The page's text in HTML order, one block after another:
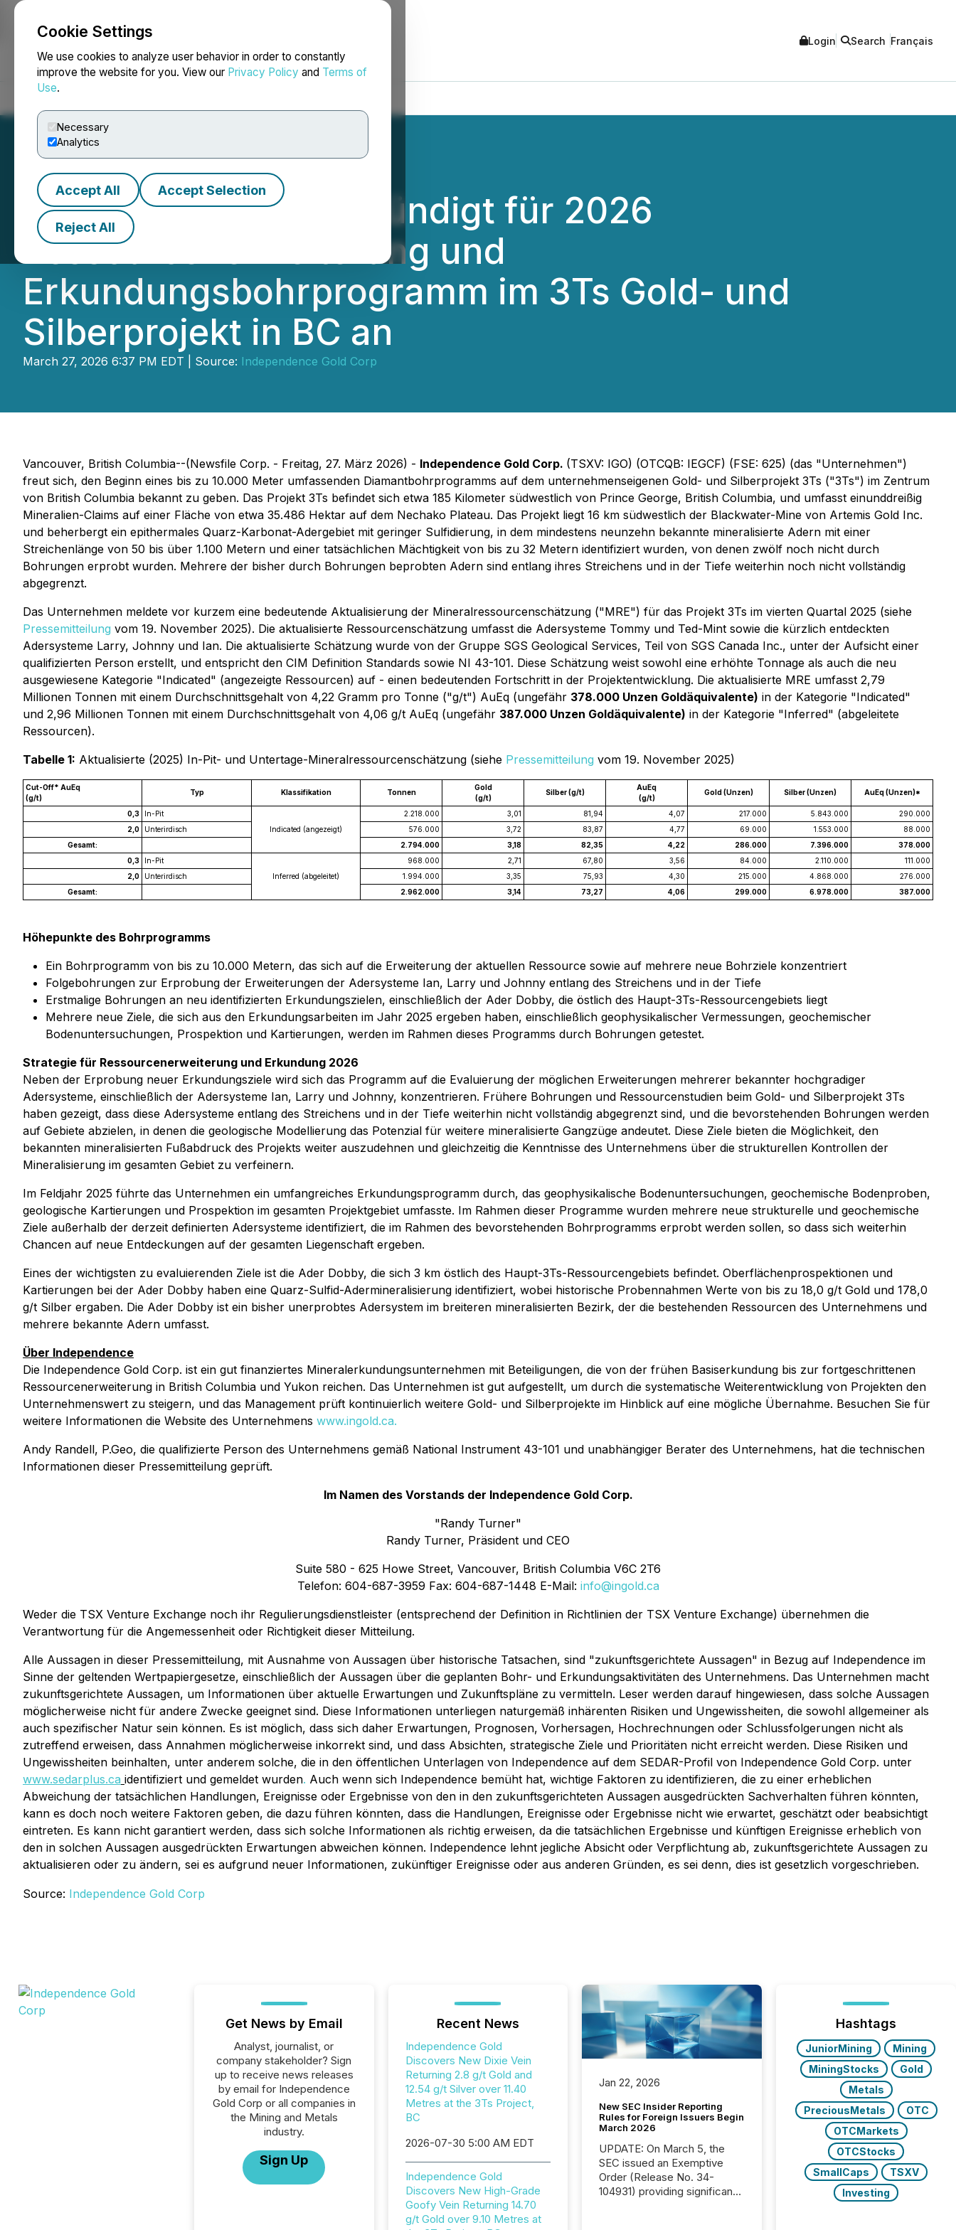
Cookie Settings
We use cookies to analyze user behavior in order to constantly
improve the website for you. View our Privacy Policy and Terms of
Use.
Necessary
Analytics
Accept All Accept Selection
Reject All
NEWSFILE Login Search Français
Independence Gold kündigt für 2026
Ressourcenerweiterung und
Erkundungsbohrprogramm im 3Ts Gold- und
Silberprojekt in BC an
March 27, 2026 6:37 PM EDT | Source: Independence Gold Corp
Vancouver, British Columbia--(Newsfile Corp. - Freitag, 27. März 2026) - Independence Gold Corp. (TSXV: IGO) (OTCQB: IEGCF) (FSE: 625) (das "Unternehmen")
freut sich, den Beginn eines bis zu 10.000 Meter umfassenden Diamantbohrprogramms auf dem unternehmenseigenen Gold- und Silberprojekt 3Ts ("3Ts") im Zentrum
von British Columbia bekannt zu geben. Das Projekt 3Ts befindet sich etwa 185 Kilometer südwestlich von Prince George, British Columbia, und umfasst einunddreißig
Mineralien-Claims auf einer Fläche von etwa 35.486 Hektar auf dem Nechako Plateau. Das Projekt liegt 16 km südwestlich der Blackwater-Mine von Artemis Gold Inc.
und beherbergt ein epithermales Quarz-Karbonat-Adergebiet mit geringer Sulfidierung, in dem mindestens neunzehn bekannte mineralisierte Adern mit einer
Streichenlänge von 50 bis über 1.100 Metern und einer tatsächlichen Mächtigkeit von bis zu 32 Metern identifiziert wurden, von denen zwölf noch nicht durch
Bohrungen erprobt wurden. Mehrere der bisher durch Bohrungen beprobten Adern sind entlang ihres Streichens und in der Tiefe weiterhin noch nicht vollständig
abgegrenzt.
Das Unternehmen meldete vor kurzem eine bedeutende Aktualisierung der Mineralressourcenschätzung ("MRE") für das Projekt 3Ts im vierten Quartal 2025 (siehe
Pressemitteilung vom 19. November 2025). Die aktualisierte Ressourcenschätzung umfasst die Adersysteme Tommy und Ted-Mint sowie die kürzlich entdeckten
Adersysteme Larry, Johnny und Ian. Die aktualisierte Schätzung wurde von der Gruppe SGS Geological Services, Teil von SGS Canada Inc., unter der Aufsicht einer
qualifizierten Person erstellt, und entspricht den CIM Definition Standards sowie NI 43-101. Diese Schätzung weist sowohl eine erhöhte Tonnage als auch die neu
ausgewiesene Kategorie "Indicated" (angezeigte Ressourcen) auf - einen bedeutenden Fortschritt in der Projektentwicklung. Die aktualisierte MRE umfasst 2,79
Millionen Tonnen mit einem Durchschnittsgehalt von 4,22 Gramm pro Tonne ("g/t") AuEq (ungefähr 378.000 Unzen Goldäquivalente) in der Kategorie "Indicated"
und 2,96 Millionen Tonnen mit einem Durchschnittsgehalt von 4,06 g/t AuEq (ungefähr 387.000 Unzen Goldäquivalente) in der Kategorie "Inferred" (abgeleitete
Ressourcen).
Tabelle 1: Aktualisierte (2025) In-Pit- und Untertage-Mineralressourcenschätzung (siehe Pressemitteilung vom 19. November 2025)
Cut-Off* AuEq
(g/t)
Typ Klassifikation Tonnen
Gold
(g/t)
Silber (g/t)
AuEq
(g/t)
Gold (Unzen) Silber (Unzen) AuEq (Unzen)*
0,3
In-Pit
Indicated (angezeigt)
2.218.000 3,01 81,94 4,07 217.000 5.843.000
290.000
2,0
Unterirdisch 576.000 3,72 83,87 4,77 69.000 1.553.000
88.000
Gesamt:
2.794.000 3,18 82,35 4,22 286.000 7.396.000
378.000
0,3
In-Pit
Inferred (abgeleitet)
968.000 2,71 67,80 3,56 84.000 2.110.000
111.000
2,0
Unterirdisch 1.994.000 3,35 75,93 4,30 215.000 4.868.000
276.000
Gesamt:
2.962.000 3,14 73,27 4,06 299.000 6.978.000 387.000
Höhepunkte des Bohrprogramms
Ein Bohrprogramm von bis zu 10.000 Metern, das sich auf die Erweiterung der aktuellen Ressource sowie auf mehrere neue Bohrziele konzentriert
Folgebohrungen zur Erprobung der Erweiterungen der Adersysteme Ian, Larry und Johnny entlang des Streichens und in der Tiefe
Erstmalige Bohrungen an neu identifizierten Erkundungszielen, einschließlich der Ader Dobby, die östlich des Haupt-3Ts-Ressourcengebiets liegt
Mehrere neue Ziele, die sich aus den Erkundungsarbeiten im Jahr 2025 ergeben haben, einschließlich geophysikalischer Vermessungen, geochemischer
Bodenuntersuchungen, Prospektion und Kartierungen, werden im Rahmen dieses Programms durch Bohrungen getestet.
Strategie für Ressourcenerweiterung und Erkundung 2026
Neben der Erprobung neuer Erkundungsziele wird sich das Programm auf die Evaluierung der möglichen Erweiterungen mehrerer bekannter hochgradiger
Adersysteme, einschließlich der Adersysteme Ian, Larry und Johnny, konzentrieren. Frühere Bohrungen und Ressourcenstudien beim Gold- und Silberprojekt 3Ts
haben gezeigt, dass diese Adersysteme entlang des Streichens und in der Tiefe weiterhin nicht vollständig abgegrenzt sind, und die bevorstehenden Bohrungen werden
auf Gebiete abzielen, in denen die geologische Modellierung das Potenzial für weitere mineralisierte Gangzüge andeutet. Diese Ziele bieten die Möglichkeit, den
bekannten mineralisierten Fußabdruck des Projekts weiter auszudehnen und gleichzeitig die Kenntnisse des Unternehmens über die strukturellen Kontrollen der
Mineralisierung im gesamten Gebiet zu verfeinern.
Im Feldjahr 2025 führte das Unternehmen ein umfangreiches Erkundungsprogramm durch, das geophysikalische Bodenuntersuchungen, geochemische Bodenproben,
geologische Kartierungen und Prospektion im gesamten Projektgebiet umfasste. Im Rahmen dieser Programme wurden mehrere neue strukturelle und geochemische
Ziele außerhalb der derzeit definierten Adersysteme identifiziert, die im Rahmen des bevorstehenden Bohrprogramms erprobt werden sollen, so dass sich weiterhin
Chancen auf neue Entdeckungen auf der gesamten Liegenschaft ergeben.
Eines der wichtigsten zu evaluierenden Ziele ist die Ader Dobby, die sich 3 km östlich des Haupt-3Ts-Ressourcengebiets befindet. Oberflächenprospektionen und
Kartierungen bei der Ader Dobby haben eine Quarz-Sulfid-Adermineralisierung identifiziert, wobei historische Probennahmen Werte von bis zu 18,0 g/t Gold und 178,0
g/t Silber ergaben. Die Ader Dobby ist ein bisher unerprobtes Adersystem im breiteren mineralisierten Bezirk, der die bestehenden Ressourcen des Unternehmens und
mehrere bekannte Adern umfasst.
Über Independence
Die Independence Gold Corp. ist ein gut finanziertes Mineralerkundungsunternehmen mit Beteiligungen, die von der frühen Basiserkundung bis zur fortgeschrittenen
Ressourcenerweiterung in British Columbia und Yukon reichen. Das Unternehmen ist gut aufgestellt, um durch die systematische Weiterentwicklung von Projekten den
Unternehmenswert zu steigern, und das Management prüft kontinuierlich weitere Gold- und Silberprojekte im Hinblick auf eine mögliche Übernahme. Besuchen Sie für
weitere Informationen die Website des Unternehmens www.ingold.ca.
Andy Randell, P.Geo, die qualifizierte Person des Unternehmens gemäß National Instrument 43-101 und unabhängiger Berater des Unternehmens, hat die technischen
Informationen dieser Pressemitteilung geprüft.
Im Namen des Vorstands der Independence Gold Corp.
"Randy Turner"
Randy Turner, Präsident und CEO
Suite 580 - 625 Howe Street, Vancouver, British Columbia V6C 2T6
Telefon: 604-687-3959 Fax: 604-687-1448 E-Mail: info@ingold.ca
Weder die TSX Venture Exchange noch ihr Regulierungsdienstleister (entsprechend der Definition in Richtlinien der TSX Venture Exchange) übernehmen die
Verantwortung für die Angemessenheit oder Richtigkeit dieser Mitteilung.
Alle Aussagen in dieser Pressemitteilung, mit Ausnahme von Aussagen über historische Tatsachen, sind "zukunftsgerichtete Aussagen" in Bezug auf Independence im
Sinne der geltenden Wertpapiergesetze, einschließlich der Aussagen über die geplanten Bohr- und Erkundungsaktivitäten des Unternehmens. Das Unternehmen macht
zukunftsgerichtete Aussagen, um Informationen über aktuelle Erwartungen und Zukunftspläne zu vermitteln. Leser werden darauf hingewiesen, dass solche Aussagen
möglicherweise nicht für andere Zwecke geeignet sind. Diese Informationen unterliegen naturgemäß inhärenten Risiken und Ungewissheiten, die sowohl allgemeiner als
auch spezifischer Natur sein können. Es ist möglich, dass sich daher Erwartungen, Prognosen, Vorhersagen, Hochrechnungen oder Schlussfolgerungen nicht als
zutreffend erweisen, dass Annahmen möglicherweise inkorrekt sind, und dass Absichten, strategische Ziele und Prioritäten nicht erreicht werden. Diese Risiken und
Ungewissheiten beinhalten, unter anderem solche, die in den öffentlichen Unterlagen von Independence auf dem SEDAR-Profil von Independence Gold Corp. unter
www.sedarplus.ca identifiziert und gemeldet wurden. Auch wenn sich Independence bemüht hat, wichtige Faktoren zu identifizieren, die zu einer erheblichen
Abweichung der tatsächlichen Handlungen, Ereignisse oder Ergebnisse von den in den zukunftsgerichteten Aussagen ausgedrückten Sachverhalten führen könnten,
kann es doch noch weitere Faktoren geben, die dazu führen könnten, dass die Handlungen, Ereignisse oder Ergebnisse nicht wie erwartet, geschätzt oder beabsichtigt
eintreten. Es kann nicht garantiert werden, dass sich solche Informationen als richtig erweisen, da die tatsächlichen Ergebnisse und künftigen Ereignisse erheblich von
den in solchen Aussagen ausgedrückten Erwartungen abweichen können. Independence lehnt jegliche Absicht oder Verpflichtung ab, zukunftsgerichtete Aussagen zu
aktualisieren oder zu ändern, sei es aufgrund neuer Informationen, zukünftiger Ereignisse oder aus anderen Gründen, es sei denn, dies ist gesetzlich vorgeschrieben.
Source: Independence Gold Corp
Get News by Email
Analyst, journalist, or
company stakeholder? Sign
up to receive news releases
by email for Independence
Gold Corp or all companies in
the Mining and Metals
industry.
Sign Up
Recent News
Independence Gold
Discovers New Dixie Vein
Returning 2.8 g/t Gold and
12.54 g/t Silver over 11.40
Metres at the 3Ts Project,
BC
2026-07-30 5:00 AM EDT
Independence Gold
Discovers New High-Grade
Goofy Vein Returning 14.70
g/t Gold over 9.10 Metres at
Jan 22, 2026
New SEC Insider Reporting
Rules for Foreign Issuers Begin
March 2026
UPDATE: On March 5, the
SEC issued an Exemptive
Order (Release No. 34-
104931) providing significant
Hashtags
JuniorMining
Mining
MiningStocks
Gold
Metals
PreciousMetals
OTC
OTCMarkets
OTCStocks
SmallCaps
TSXV
Investing